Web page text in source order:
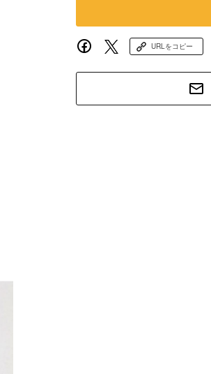
URLをコピー